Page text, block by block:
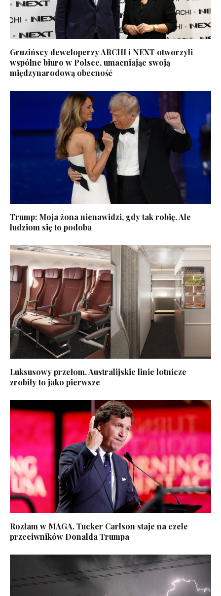
Gruzińscy deweloperzy ARCHI i NEXT otworzyli
wspólne biuro w Polsce, umacniając swoją
międzynarodową obecność
Trump: Moja żona nienawidzi, gdy tak robię. Ale
ludziom się to podoba
Luksusowy przełom. Australijskie linie lotnicze
zrobiły to jako pierwsze
Rozłam w MAGA. Tucker Carlson staje na czele
przeciwników Donalda Trumpa